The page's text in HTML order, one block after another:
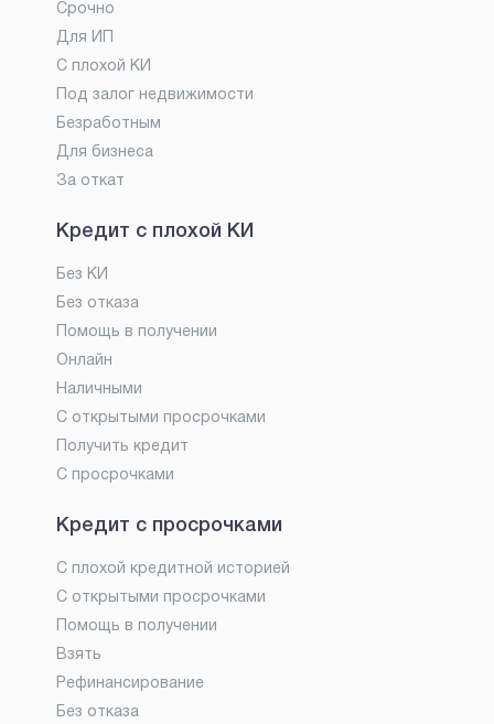
Срочно
Для ИП
С плохой КИ
Под залог недвижимости
Безработным
Для бизнеса
За откат
Кредит с плохой КИ
Без КИ
Без отказа
Помощь в получении
Онлайн
Наличными
С открытыми просрочками
Получить кредит
С просрочками
Кредит с просрочками
С плохой кредитной историей
С открытыми просрочками
Помощь в получении
Взять
Рефинансирование
Без отказа